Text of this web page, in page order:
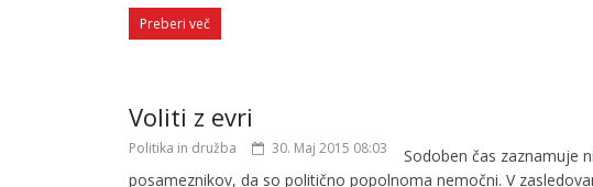
Preberi več
Voliti z evri
Politika in družba 30. Maj 2015 08:03
Sodoben čas zaznamuje
posameznikov, da so politično popolnoma nemočni. V